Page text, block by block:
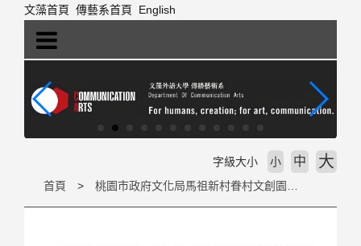
文藻首頁 傳藝系首頁 English
首頁
字級大小 小 中 大